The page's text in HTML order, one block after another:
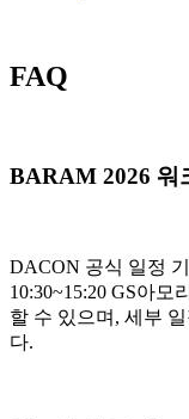
FAQ
BARAM 2026 워
DACON 공식 일정
10:30~15:20 GS아
할 수 있으며, 세부
다.